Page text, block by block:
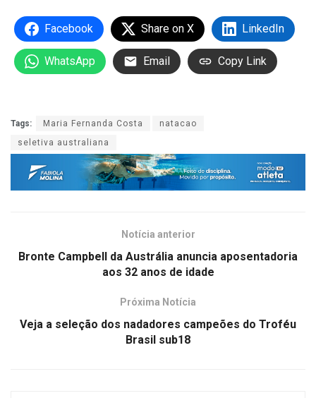
Facebook Share on X LinkedIn
WhatsApp Email Copy Link
Tags: Maria Fernanda Costa
natacao
seletiva australiana
Notícia anterior
Bronte Campbell da Austrália anuncia aposentadoria
aos 32 anos de idade
Próxima Notícia
Veja a seleção dos nadadores campeões do Troféu
Brasil sub18